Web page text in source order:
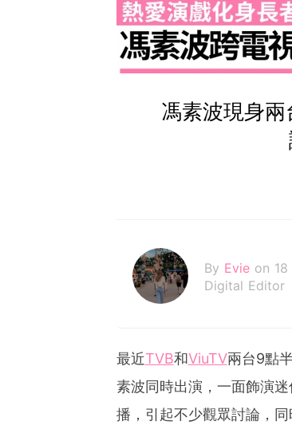
馮素波現身
By Evie on
Digital Editor
最近TVB和ViuTV兩台9點
素波同時出演，一面飾演
播，引起不少觀眾討論，同